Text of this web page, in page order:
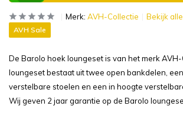
Merk: AVH-Collectie Bekijk
AVH Sale
De Barolo hoek loungeset is van het merk
loungeset bestaat uit twee open bankdelen,
verstelbare stoelen en een in hoogte
Wij geven 2 jaar garantie op de Barolo